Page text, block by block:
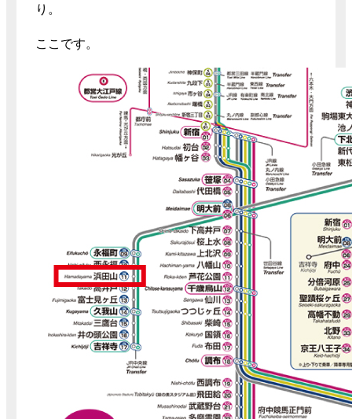
り。
ここです。